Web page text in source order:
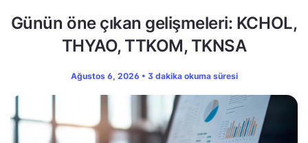
Günün öne çıkan gelişmeleri: KCHOL,
THYAO, TTKOM, TKNSA
Ağustos 6, 2026 • 3 dakika okuma süresi